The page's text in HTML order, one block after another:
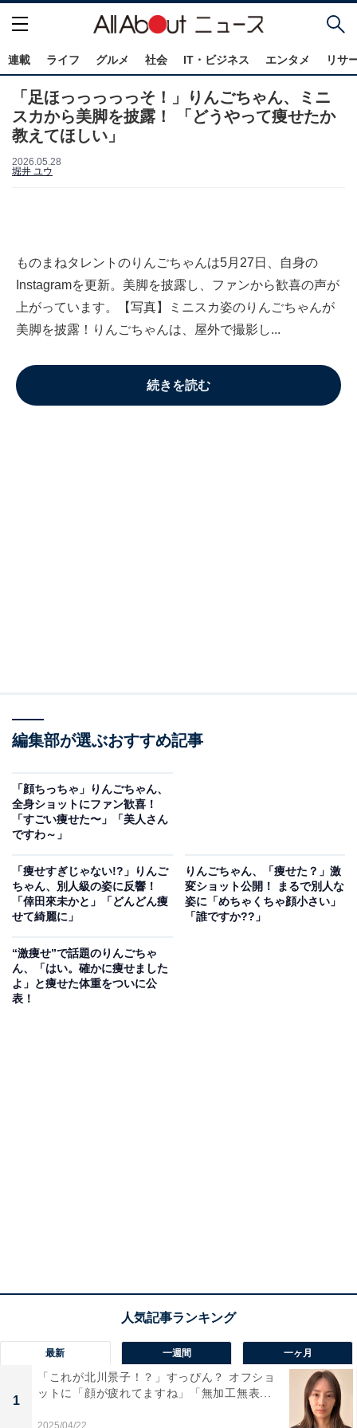
連載 ライフ グルメ 社会 IT・ビジネス エンタメ リサ
「足ほっっっっっそ！」りんごちゃん、ミニ
スカから美脚を披露！ 「どうやって痩せたか
教えてほしい」
2026.05.28
堀井 ユウ
ものまねタレントのりんごちゃんは5月27日、自身の
Instagramを更新。美脚を披露し、ファンから歓喜の声が
上がっています。【写真】ミニスカ姿のりんごちゃんが
美脚を披露！りんごちゃんは、屋外で撮影し...
続きを読む
編集部が選ぶおすすめ記事
「顔ちっちゃ」りんごちゃん、
全身ショットにファン歓喜！
「すごい痩せた〜」「美人さん
ですわ～」
「痩せすぎじゃない!?」りんご
ちゃん、別人級の姿に反響！
「倖田來未かと」「どんどん痩
せて綺麗に」
りんごちゃん、「痩せた？」激
変ショット公開！ まるで別人な
姿に「めちゃくちゃ顔小さい」
「誰ですか??」
“激痩せ”で話題のりんごちゃ
ん、「はい。確かに痩せました
よ」と痩せた体重をついに公
表！
最新 一週間 一ヶ月
1
「これが北川景子！？」すっぴん？ オフショ
ットに「顔が疲れてますね」「無加工無表...